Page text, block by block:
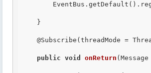
@Subscribe (threadMode =
public void onReturn